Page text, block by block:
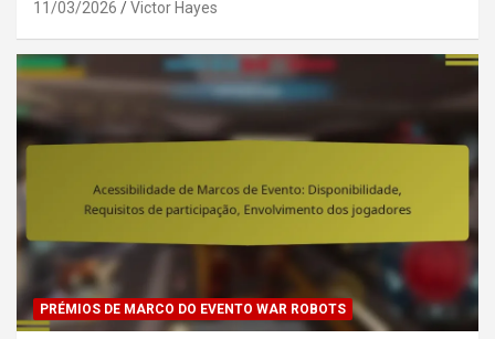
11/03/2026 Victor Hayes
PRÉMIOS DE MARCO DO EVENTO WAR ROBOTS